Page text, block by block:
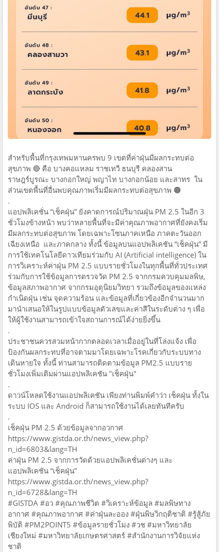
สำหรับพื้นที่กรุงเทพมหานครพบ 9 เขตที่ค่าฝุ่นมีผลกระทบต่อ
สุขภาพ 🔴 คือ บางคอแหลม ราชเทวี ธนบุรี คลองสาน
ราษฎร์บูรณะ บางกอกใหญ่ พญาไท บางกอกน้อย และสาทร ใน
ส่วนเขตพื้นที่อื่นพบคุณภาพเริ่มมีผลกระทบต่อสุขภาพ 🟠
.
แอปพลิเคชั่น “เช็คฝุ่น” ยังคาดการณ์ปริมาณฝุ่น PM 2.5 ในอีก 3
ชั่วโมงข้างหน้า พบว่าหลายพื้นที่จะมีค่าคุณภาพอากาศที่ยังคงเริ่ม
มีผลกระทบต่อสุขภาพ โดยเฉพาะโซนภาคเหนือ ภาคตะวันออก
เฉียงเหนือ และภาคกลาง ทั้งนี้ ข้อมูลบนแอปพลิเคชัน “เช็คฝุ่น” มี
การใช้เทคโนโลยีดาวเทียมร่วมกับ AI (Artificial intelligence) ใน
การวิเคราะห์ค่าฝุ่น PM 2.5 แบบรายชั่วโมงในทุกพื้นที่ทั่วประเทศ
ร่วมกับการใช้ข้อมูลการตรวจวัด PM 2.5 จากกรมควบคุมมลพิษ,
ข้อมูลสภาพอากาศ จากกรมอุตุนิยมวิทยา รวมถึงข้อมูลของแหล่ง
กำเนิดฝุ่น เช่น จุดความร้อน และข้อมูลที่เกี่ยวข้องอีกจำนวนมาก
มานำเสนอให้ในรูปแบบข้อมูลตัวเลขและค่าสีในระดับต่าง ๆ เพื่อ
ให้ผู้ใช้งานสามารถเข้าใจสถานการณ์ได้ง่ายยิ่งขึ้น
.
ประชาชนควรสวมหน้ากากตลอดเวลาเมื่ออยู่ในที่โล่งแจ้ง เพื่อ
ป้องกันผลกระทบที่อาจตามมาโดยเฉพาะโรคเกี่ยวกับระบบทาง
เดินหายใจ ทั้งนี้ ท่านสามารถติดตามข้อมูล PM2.5 แบบราย
ชั่วโมงเพิ่มเติมผ่านแอปพลิเคชัน "เช็คฝุ่น"
.
ดาวน์โหลดใช้งานแอปพลิเคชัน เพียงท่านพิมพ์คำว่า เช็คฝุ่น ทั้งใน
ระบบ IOS และ Android ก็สามารถใช้งานได้เลยทันทีครับ
.
เช็คฝุ่น PM 2.5 ด้วยข้อมูลจากอวกาศ
https://www.gistda.or.th/news_view.php?
n_id=6803&lang=TH
ค่าฝุ่น PM 2.5 จากการวัดด้วยแอปพลิเคชั่นต่างๆ และ
แอปพลิเคชัน “เช็คฝุ่น”
https://www.gistda.or.th/news_view.php?
n_id=6728&lang=TH
#GISTDA #อว #คุณภาพชีวิต #วิเคราะห์ข้อมูล #มลพิษทาง
อากาศ #คุณภาพอากาศ #ค่าฝุ่นละออง #ฝุ่นพิษวิกฤติชาติ #รู้สู้ภัย
พิบัติ #PM2POINT5 #ข้อมูลรายชั่วโมง #วช #มหาวิทยาลัย
เชียงใหม่ #มหาวิทยาลัยเกษตรศาสตร์ #สำนักงานการวิจัยแห่ง
ชาติ